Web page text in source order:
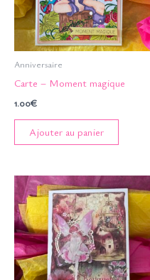
Anniversaire
Carte – Moment magique
1.00€
Ajouter au panier